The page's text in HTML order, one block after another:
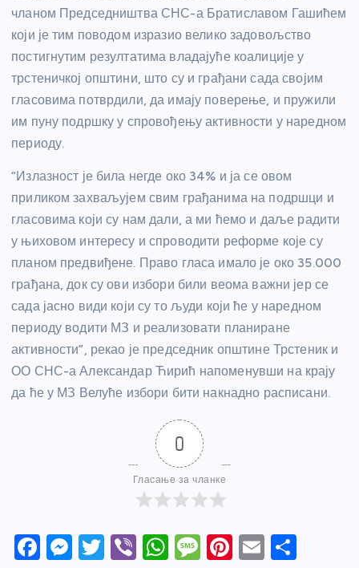
чланом Председништва СНС-а Братиславом Гашићем
који је тим поводом изразио велико задовољство
постигнутим резултатима владајуће коалиције у
трстеничкој општини, што су и грађани сада својим
гласовима потврдили, да имају поверење, и пружили
им пуну подршку у спровођењу активности у наредном
периоду.
“Излазност је била негде око 34% и ја се овом
приликом захваљујем свим грађанима на подршци и
гласовима који су нам дали, а ми ћемо и даље радити
у њиховом интересу и спроводити реформе које су
планом предвиђене. Право гласа имало је око 35.000
грађана, док су ови избори били веома важни јер се
сада јасно види који су то људи који ће у наредном
периоду водити МЗ и реализовати планиране
активности”, рекао је председник општине Трстеник и
ОО СНС-а Александар Ћирић напоменувши на крају
да ће у МЗ Велуће избори бити накнадно расписани.
0
Гласање за чланке
F
M T
Vi W M Pi E